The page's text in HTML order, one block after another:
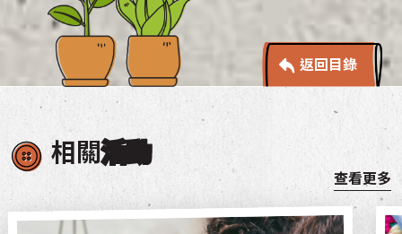
返回目錄
相關活動
查看更多